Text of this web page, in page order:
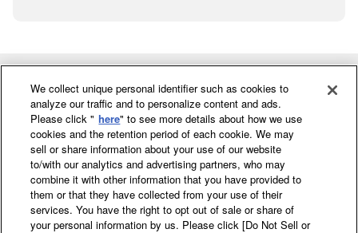
Go to the homepage Facebook
YouTubeLinkedIn
Marine kommersiell
Service og support
Om oss
We collect unique personal identifier such as cookies to
analyze our traffic and to personalize content and ads.
Please click " here" to see more details about how we use
cookies and the retention period of each cookie. We may
sell or share information about your use of our website
to/with our analytics and advertising partners, who may
combine it with other information that you have provided to
them or that they have collected from your use of their
services. You have the right to opt out of sale or share of
your personal information by us. Please click [Do Not Sell or